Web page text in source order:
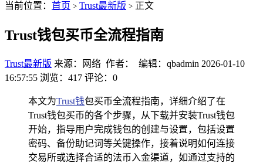
当前位置： 首页 > Trust最新版 > 正文
Trust钱包买币全流程指南
Trust最新版 来源：网络 作者： 编辑：qbadmin 2026-01-10
16:57:55 浏览：417 评论：0
本文为Trust钱包买币全流程指南，详细介绍了在
Trust钱包买币的各个步骤，从下载并安装Trust钱包
开始，指导用户完成钱包的创建与设置，包括设置
密码、备份助记词等关键操作，接着说明如何连接
交易所或选择合适的法币入金渠道，如通过支持的